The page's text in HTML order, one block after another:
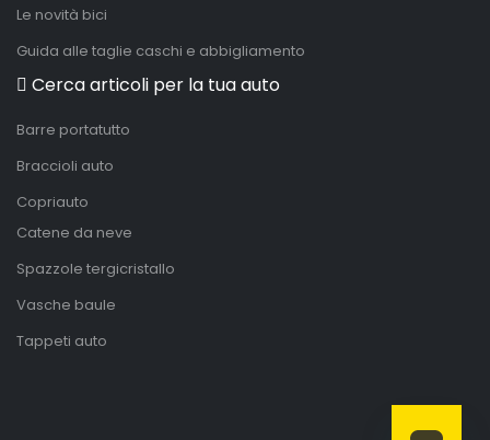
Le novità bici
Guida alle taglie caschi e abbigliamento
Cerca articoli per la tua auto
Barre portatutto
Braccioli auto
Copriauto
Catene da neve
Spazzole tergicristallo
Vasche baule
Tappeti auto